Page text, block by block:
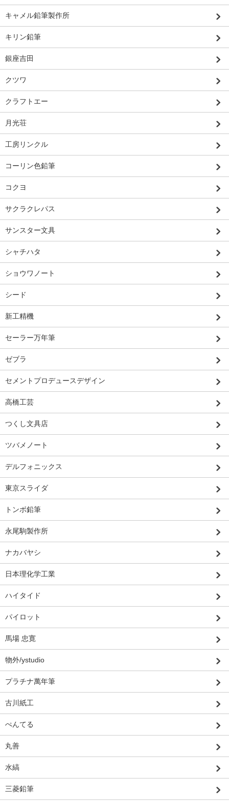
キャメル鉛筆製作所
キリン鉛筆
銀座吉田
クツワ
クラフトエー
月光荘
工房リンクル
コーリン色鉛筆
コクヨ
サクラクレパス
サンスター文具
シャチハタ
ショウワノート
シード
新工精機
セーラー万年筆
ゼブラ
セメントプロデュースデザイン
高橋工芸
つくし文具店
ツバメノート
デルフォニックス
東京スライダ
トンボ鉛筆
永尾駒製作所
ナカバヤシ
日本理化学工業
ハイタイド
パイロット
馬場 忠寛
物外/ystudio
プラチナ萬年筆
古川紙工
ぺんてる
丸善
水縞
三菱鉛筆